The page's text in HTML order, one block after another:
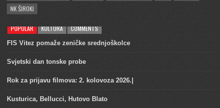
NK ŠIROKI
POPULAR KULTURA COMMENTS
FIS Vitez pomaže zeničke srednjoškolce
Svjetski dan tonske probe
Rok za prijavu filmova: 2. kolovoza 2026.|
Kusturica, Bellucci, Hutovo Blato